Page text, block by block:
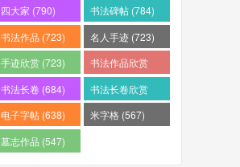
(794)
四大家 (790)
书法碑帖 (784)
书法作品 (723)
名人手迹 (723)
手迹欣赏 (723)
书法作品欣赏
(710)
书法长卷 (684)
书法长卷欣赏
(682)
电子字帖 (638)
米字格 (567)
墓志作品 (547)